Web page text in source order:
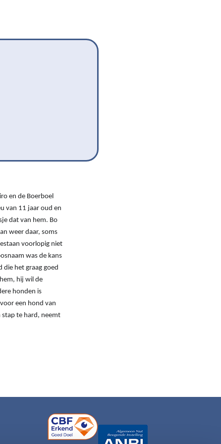
en de Boerboel
van 11 jaar oud en
dat van hem. Bo
weer daar, soms
voorlopig niet
was de kans
die het graag goed
hij wil de
honden is
een hond van
stap te hard, neemt